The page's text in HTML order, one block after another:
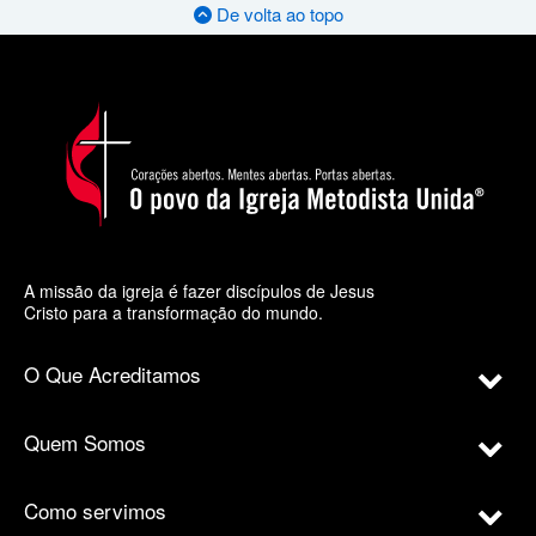
De volta ao topo
A missão da igreja é fazer discípulos de Jesus
Cristo para a transformação do mundo.
O Que Acreditamos
Quem Somos
Como servimos